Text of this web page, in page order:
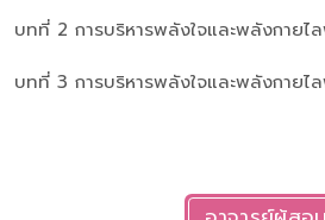
บทที่ 2 การบริหารพลังใจและพลังกาย
บทที่ 3 การบริหารพลังใจและพลังกาย